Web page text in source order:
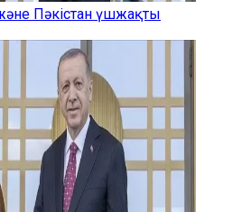
Пәкістан үшжақты